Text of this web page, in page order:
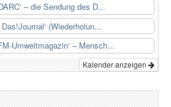
– die Sendung des D...
Das!Journal‘ (Wiederholun...
Umweltmagazin‘ – Mensch...
Kalender anzeigen